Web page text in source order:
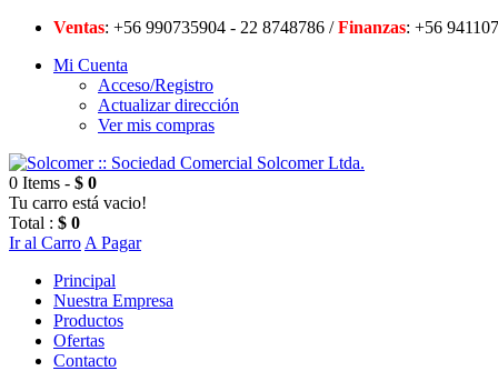
Ventas: +56 990735904 - 22 8748786 /Finanzas: +56
Mi Cuenta
Acceso/Registro
Actualizar dirección
Ver mis compras
0 Items - $ 0
Tu carro está vacio!
Total : $ 0
Ir al Carro A Pagar
Principal
Nuestra Empresa
Productos
Ofertas
Contacto